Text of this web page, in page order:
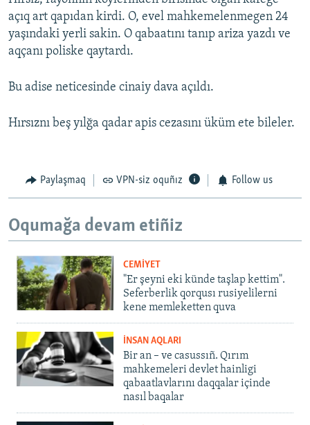
açıq art qapıdan kirdi. O, evel mahkemelenmegen 24
yaşındaki yerli sakin. O qabaatını tanıp ariza yazdı ve
aqçanı poliske qaytardı.
Bu adise neticesinde cinaiy dava açıldı.
Hırsıznı beş yılğa qadar apis cezasını üküm ete bileler.
Paylaşmaq VPN-siz oquñız Follow us
Oqumağa devam etiñiz
CEMİYET
"Er şeyni eki künde taşlap kettim".
Seferberlik qorqusı rusiyelilerni
kene memleketten quva
İNSAN AQLARI
Bir an – ve casussıñ. Qırım
mahkemeleri devlet hainligi
qabaatlavlarını daqqalar içinde
nasıl baqalar